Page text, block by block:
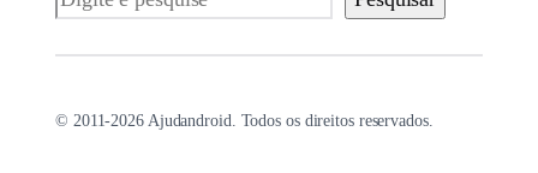
© 2011-2026 Ajudandroid. Todos os direitos reservados.